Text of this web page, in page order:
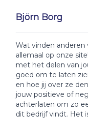
Björn Borg
Wat vinden
allemaal op onze
met het delen van
goed om te laten
en hoe jij over ze
jouw positieve of
achterlaten om zo
dit bedrijf vindt. Het